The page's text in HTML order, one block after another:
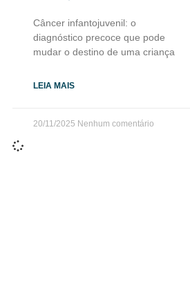
Câncer infantojuvenil: o
diagnóstico precoce que pode
mudar o destino de uma criança
LEIA MAIS
20/11/2025 Nenhum comentário